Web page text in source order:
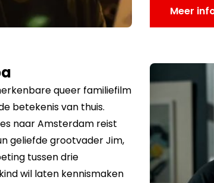
Meer
queer familiefilm
betekenis van thuis.
naar Amsterdam reist
geliefde grootvader Jim,
tussen drie
wil laten kennismaken